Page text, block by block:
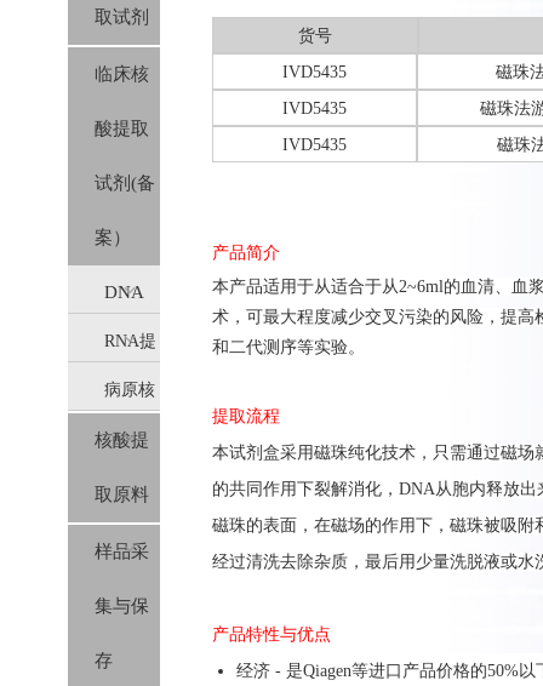
取试剂
临床核
酸提取
试剂(备
案）
DNA
提取
(IVD)
RNA提
取
(IVD)
病原核
酸提取
(IVD)
核酸提
取原料
样品采
集与保
存
货号
IVD5435
磁珠
IVD5435
磁珠法
IVD5435
磁珠
产品简介
本产品适用于从适合于从2~6ml的血清、血
术，可最大程度减少交叉污染的风险，提
和二代测序等实验。
提取流程
本试剂盒采用磁珠纯化技术，只需通过磁场
的共同作用下裂解消化， DNA从胞内释放出
磁珠的表面，在磁场的作用下，磁珠被吸
经过清洗去除杂质， 最后用少量洗脱液或水
产品特性与优点
经济 - 是Qiagen等进口产品价格的50%以